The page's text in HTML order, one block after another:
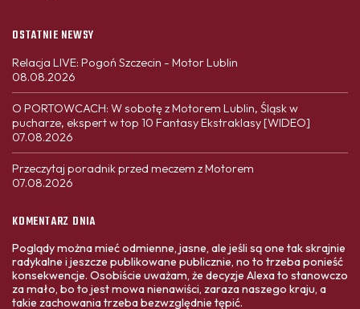
OSTATNIE NEWSY
Relacja LIVE: Pogoń Szczecin - Motor Lublin
08.08.2026
O PORTOWCACH: W sobotę z Motorem Lublin, Śląsk w
pucharze, ekspert w top 10 Fantasy Ekstraklasy [WIDEO]
07.08.2026
Przeczytaj poradnik przed meczem z Motorem
07.08.2026
KOMENTARZ DNIA
Poglądy można mieć odmienne, jasne, ale jeśli są one tak skrajnie
radykalne i jeszcze publikowane publicznie, no to trzeba ponieść
konsekwencje. Osobiście uważam, że decyzje Alexa to stanowczo
za mało, bo to jest mowa nienawiści, zaraza naszego kraju, a
takie zachowania trzeba bezwzględnie tępić.